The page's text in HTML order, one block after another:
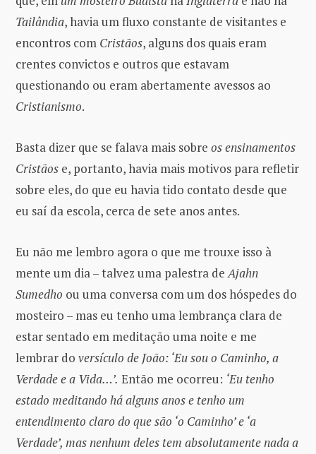
Tailândia, havia um fluxo constante de visitantes e
encontros com Cristãos, alguns dos quais eram
crentes convictos e outros que estavam
questionando ou eram abertamente avessos ao
Cristianismo.
Basta dizer que se falava mais sobre os ensinamentos
Cristãos e, portanto, havia mais motivos para refletir
sobre eles, do que eu havia tido contato desde que
eu saí da escola, cerca de sete anos antes.
Eu não me lembro agora o que me trouxe isso à
mente um dia – talvez uma palestra deAjahn
Sumedho ou uma conversa com um dos hóspedes do
mosteiro – mas eu tenho uma lembrança clara de
estar sentado em meditação uma noite e me
lembrar do versículo de João: ‘Eu sou o Caminho, a
Verdade e a Vida…’. Então me ocorreu: ‘Eu tenho
estado meditando há alguns anos e tenho um
entendimento claro do que são ‘o Caminho’ e ‘a
Verdade’, mas nenhum deles tem absolutamente nada a